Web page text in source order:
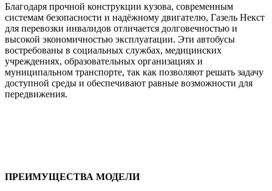
Благодаря прочной конструкции кузова, современным
системам безопасности и надёжному двигателю, Газель Некст
для перевозки инвалидов отличается долговечностью и
высокой экономичностью эксплуатации. Эти автобусы
востребованы в социальных службах, медицинских
учреждениях, образовательных организациях и
муниципальном транспорте, так как позволяют решать задачу
доступной среды и обеспечивают равные возможности для
передвижения.
ПРЕИМУЩЕСТВА МОДЕЛИ